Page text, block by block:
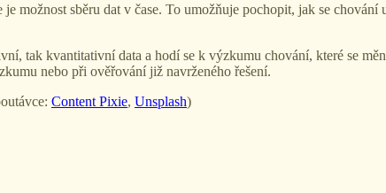
možnost sběru dat v čase. To umožňuje pochopit, jak se
tak kvantitativní data a hodí se k výzkumu chování, které se
nebo při ověřování již navrženého řešení.
Content Pixie, Unsplash)